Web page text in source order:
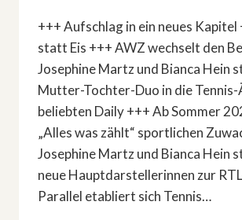
+++ Aufschlag in ein neues Kapitel
statt Eis +++ AWZ wechselt den
Josephine Martz und Bianca Hein
Mutter-Tochter-Duo in die
beliebten Daily +++ Ab Sommer
„Alles was zählt“ sportlichen
Josephine Martz und Bianca Hein
neue Hauptdarstellerinnen zur
Parallel etabliert sich Tennis…